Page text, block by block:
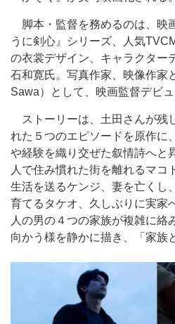
脚本・監督を務めるのは、映
うに剣心』シリーズ、人気
の衣裳デザイン、キャラクター
石和寛氏。写真作家、映像作家
Sawa）として、映画監督デビュ
ストーリーは、土田さんが残
れた５つのエピソードを原作に
や経験を織り交ぜた叙情詩へと
人で住み慣れた街を離れるマコ
生活を送るケンジ、妻を亡くし
育てるタケオ、久しぶりに実家
人の男の４つの家族が複雑に絡
向かう様を静かに描き、「家族